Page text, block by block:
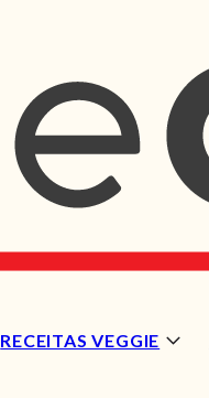
RECEITAS VEGGIE